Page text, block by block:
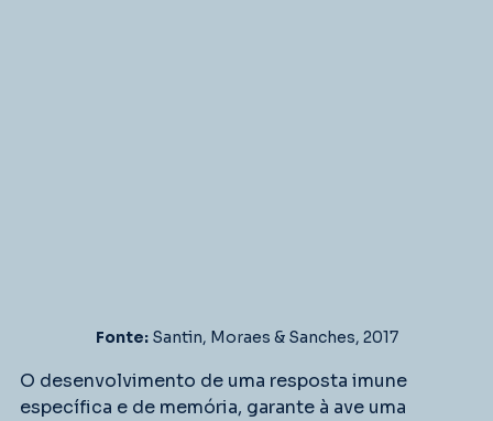
Fonte: Santin, Moraes & Sanches, 2017
O desenvolvimento de uma resposta imune
específica e de memória, garante à ave uma